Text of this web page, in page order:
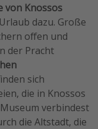
von Knossos
dazu. Große
offen und
der Pracht
sich
die in Knossos
verbindest
die Altstadt, die